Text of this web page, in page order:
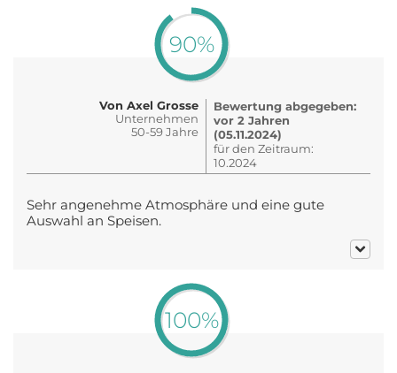
90%
Von Axel Grosse
Unternehmen
50-59 Jahre
Bewertung abgegeben:
vor 2 Jahren
(05.11.2024)
für den Zeitraum:
10.2024
Sehr angenehme Atmosphäre und eine gute
Auswahl an Speisen.
100%